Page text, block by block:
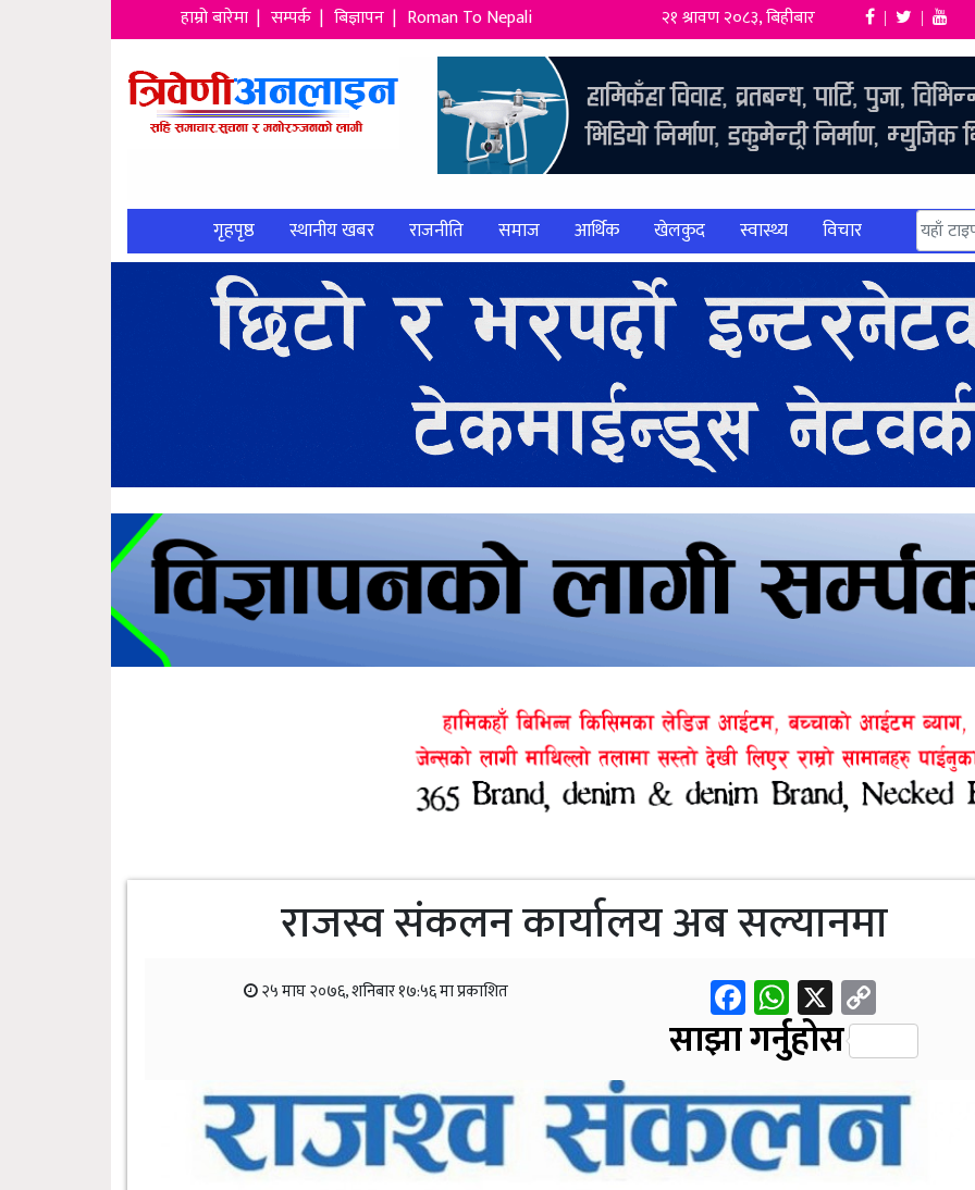
हाम्रो बारेमा | सम्पर्क | बिज्ञापन | Roman To Nepali २१ श्रावण २०८३, बिहीबार | |
गृहपृष्ठ स्थानीय खबर राजनीति समाज आर्थिक खेलकुद स्वास्थ्य विचार
राजस्व संकलन कार्यालय अब सल्यानमा
२५ माघ २०७६, शनिबार १७:५६ मा प्रकाशित Facebook
WhatsApp
X
Link
साझा गर्नुहोस